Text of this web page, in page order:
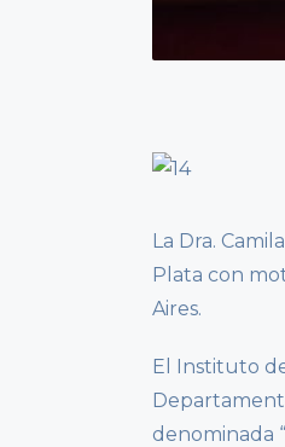
La Dra.
Plata con
Aires.
El Instituto
denominada